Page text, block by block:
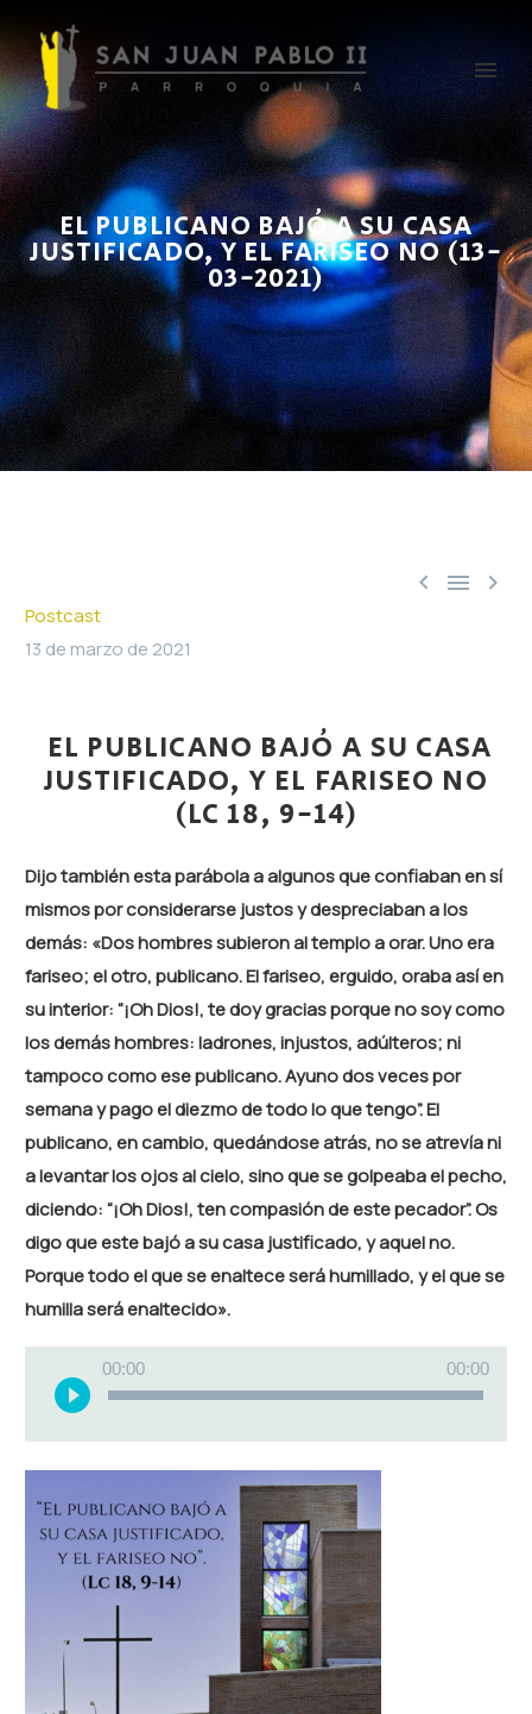
EL PUBLICANO BAJÓ A SU CASA
JUSTIFICADO, Y EL FARISEO NO (13-
03-2021)
  
Postcast
13 de marzo de 2021
EL PUBLICANO BAJÓ A SU CASA
JUSTIFICADO, Y EL FARISEO NO
(LC 18, 9-14)
Dijo también esta parábola a algunos que confiaban en sí
mismos por considerarse justos y despreciaban a los
demás: «Dos hombres subieron al templo a orar. Uno era
fariseo; el otro, publicano. El fariseo, erguido, oraba así en
su interior: “¡Oh Dios!, te doy gracias porque no soy como
los demás hombres: ladrones, injustos, adúlteros; ni
tampoco como ese publicano. Ayuno dos veces por
semana y pago el diezmo de todo lo que tengo”. El
publicano, en cambio, quedándose atrás, no se atrevía ni
a levantar los ojos al cielo, sino que se golpeaba el pecho,
diciendo: “¡Oh Dios!, ten compasión de este pecador”. Os
digo que este bajó a su casa justificado, y aquel no.
Porque todo el que se enaltece será humillado, y el que se
humilla será enaltecido».
Reproductor
00:00 00:00